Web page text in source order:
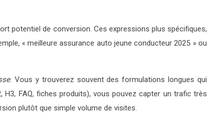
potentiel de conversion. Ces expressions plus spécifiques,
« meilleure assurance auto jeune conducteur 2025 » ou
. Vous y trouverez souvent des formulations longues qui
FAQ, fiches produits), vous pouvez capter un trafic très
plutôt que simple volume de visites.